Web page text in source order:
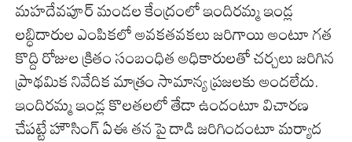
మహదేవపూర్ మండల కేంద్రంలో ఇందిరమ్మ ఇండ్ల
లబ్ధిదారుల ఎంపికలో అవకతవకలు జరిగాయి అంటూ గత
కొద్ది రోజుల క్రితం సంబంధిత అధికారులతో చర్చలు జరిగిన
ప్రాథమిక నివేదిక మాత్రం సామాన్య ప్రజలకు అందలేదు.
ఇందిరమ్మ ఇండ్ల కొలతలలో తేడా ఉందంటూ విచారణ
చేపట్టే హౌసింగ్ ఏఈ తన పై దాడి జరిగిందంటూ మర్యాద